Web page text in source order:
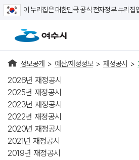
이 누리집은 대한민국 공식 전자정부 누리집
정보공개 > 예산/재정정보 > 재정공시 >
2026년 재정공시
2025년 재정공시
2023년 재정공시
2022년 재정공시
2020년 재정공시
2021년 재정공시
2019년 재정공시